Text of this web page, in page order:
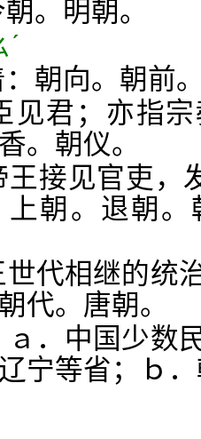
。明朝。
朝向。朝前
君；亦指
。朝仪。
接见官吏，
朝。退朝
代相继的统
代。唐朝。
．中国少数
宁等省；ｂ